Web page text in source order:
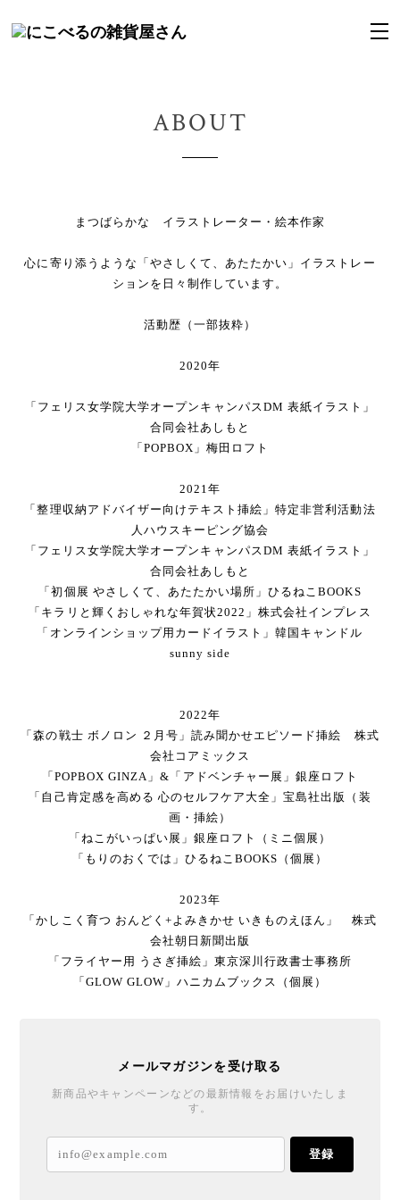
ABOUT
まつばらかな イラストレーター・絵本作家
心に寄り添うような「やさしくて、あたたかい」イラストレー
ションを日々制作しています。
活動歴（一部抜粋）
2020年
「フェリス女学院大学オープンキャンパスDM 表紙イラスト」
合同会社あしもと
「POPBOX」梅田ロフト
2021年
「整理収納アドバイザー向けテキスト挿絵」特定非営利活動法
人ハウスキーピング協会
「フェリス女学院大学オープンキャンパスDM 表紙イラスト」
合同会社あしもと
「初個展 やさしくて、あたたかい場所」ひるねこBOOKS
「キラリと輝くおしゃれな年賀状2022」株式会社インプレス
「オンラインショップ用カードイラスト」韓国キャンドル
sunny side
2022年
「森の戦士 ボノロン ２月号」読み聞かせエピソード挿絵 株式
会社コアミックス
「POPBOX GINZA」&「アドベンチャー展」銀座ロフト
「自己肯定感を高める 心のセルフケア大全」宝島社出版（装
画・挿絵）
「ねこがいっぱい展」銀座ロフト（ミニ個展）
​「もりのおくでは」ひるねこBOOKS（個展）
2023年
「かしこく育つ おんどく+よみきかせ いきものえほん」 株式
会社朝日新聞出版
「フライヤー用 うさぎ挿絵」東京深川行政書士事務所
​「GLOW GLOW」ハニカムブックス（個展）
メールマガジンを受け取る
新商品やキャンペーンなどの最新情報をお届けいたしま
す。
登録